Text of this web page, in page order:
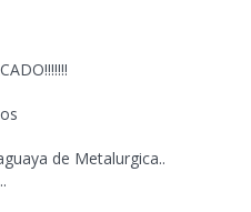
de Metalurgica..